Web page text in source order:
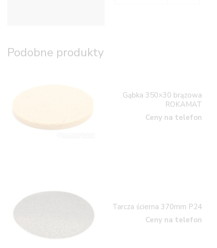
Podobne produkty
Gąbka 350×30 brązowa
ROKAMAT
Ceny na telefon
Tarcza ścierna 370mm P24
Ceny na telefon